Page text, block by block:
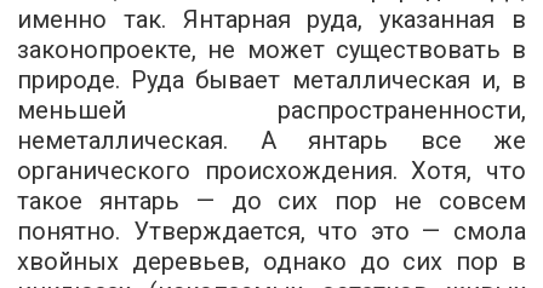
именно так. Янтарная руда, указанная в
законопроекте, не может существовать в
природе. Руда бывает металлическая и, в
меньшей распространенности,
неметаллическая. А янтарь все же
органического происхождения. Хотя, что
такое янтарь — до сих пор не совсем
понятно. Утверждается, что это — смола
хвойных деревьев, однако до сих пор в